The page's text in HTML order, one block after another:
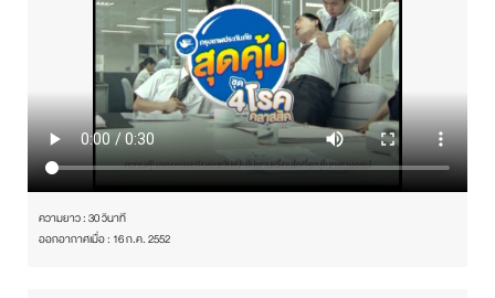
ความยาว : 30 วินาที
ออกอากาศเมื่อ : 16 ก.ค. 2552